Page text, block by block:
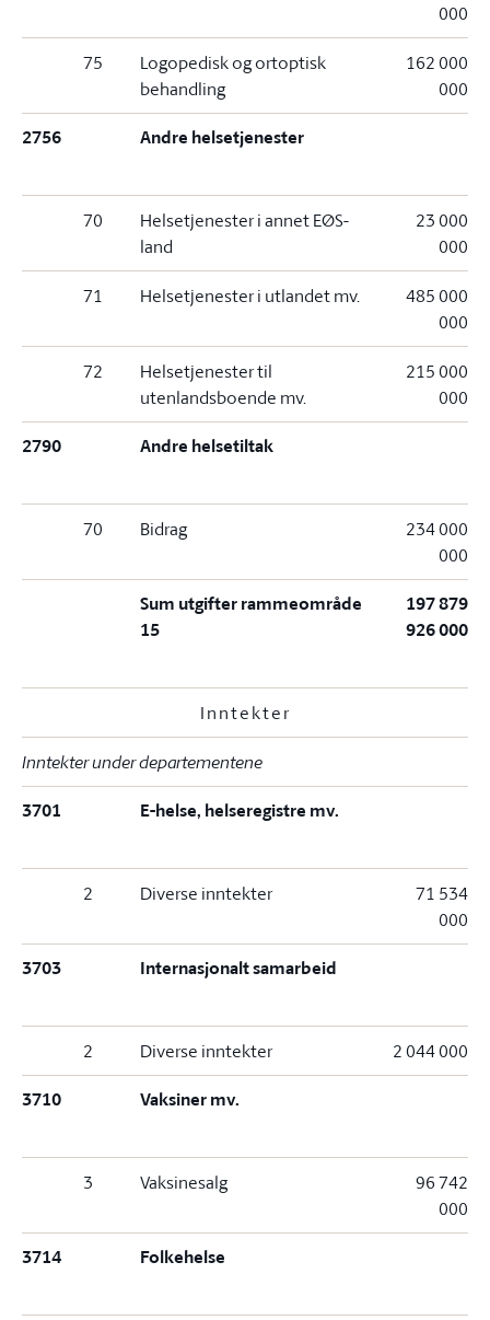
000
75
Logopedisk og ortoptisk
behandling
162 000
000
2756 Andre helsetjenester
70
Helsetjenester i annet EØS-
land
23 000
000
71 Helsetjenester i utlandet mv.
485 000
000
72
Helsetjenester til
utenlandsboende mv.
215 000
000
2790 Andre helsetiltak
70 Bidrag
234 000
000
Sum utgifter rammeområde
15
197 879
926 000
Inntekter
Inntekter under departementene
3701 E-helse, helseregistre mv.
2 Diverse inntekter
71 534
000
3703 Internasjonalt samarbeid
2 Diverse inntekter 2 044 000
3710 Vaksiner mv.
3 Vaksinesalg
96 742
000
3714 Folkehelse